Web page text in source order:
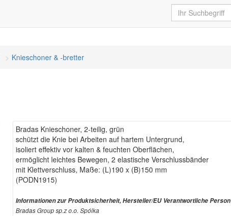
Knieschoner & -bretter
Bradas Knieschoner, 2-teilig, grün
schützt die Knie bei Arbeiten auf hartem Untergrund,
isoliert effektiv vor kalten & feuchten Oberflächen,
ermöglicht leichtes Bewegen, 2 elastische Verschlussbänder
mit Klettverschluss, Maße: (L)190 x (B)150 mm
(PODN1915)
Informationen zur Produktsicherheit, Hersteller/EU Verantwortliche Person
Bradas Group sp.z o.o. Spólka